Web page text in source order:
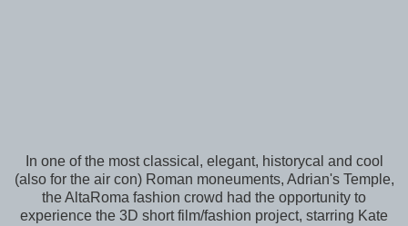
In one of the most classical, elegant, historycal and cool
(also for the air con) Roman moneuments, Adrian's Temple,
the AltaRoma fashion crowd had the opportunity to
experience the 3D short film/fashion project, starring Kate